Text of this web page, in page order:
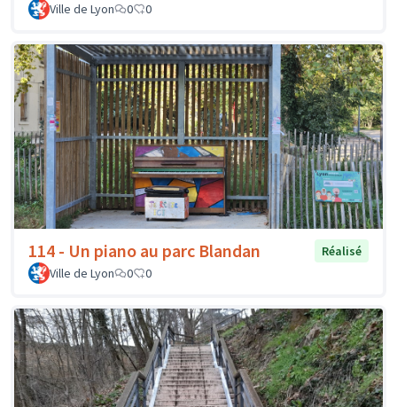
Ville de Lyon 0 0
114 - Un piano au parc Blandan
Réalisé
Ville de Lyon
0 0